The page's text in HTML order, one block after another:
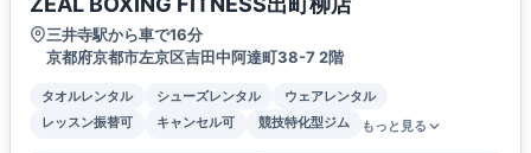
三井寺駅から車で16分
京都府京都市左京区吉田中阿達町38-7 2階
タオルレンタル シューズレンタル
ウェアレンタル
レッスン振替可
キャンセル可 競技特化型ジム もっと見る